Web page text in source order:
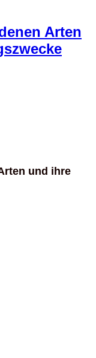
Arten
und ihre